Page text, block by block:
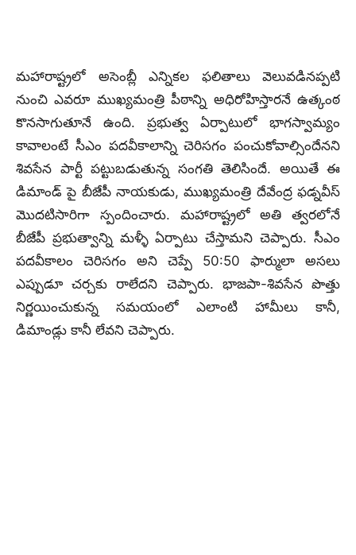
మహారాష్ట్రలో అసెంబ్లీ ఎన్నికల ఫలితాలు వెలువడినప్పటి
నుంచి ఎవరూ ముఖ్యమంత్రి పీఠాన్ని అధిరోహిస్తారనే ఉత్కంఠ
కొనసాగుతూనే ఉంది. ప్రభుత్వ ఏర్పాటులో భాగస్వామ్యం
కావాలంటే సీఎం పదవీకాలాన్ని చెరిసగం పంచుకోవాల్సిందేనని
శివసేన పార్టీ పట్టుబడుతున్న సంగతి తెలిసిందే. అయితే ఈ
డిమాండ్ పై బీజేపీ నాయకుడు, ముఖ్యమంత్రి దేవేంద్ర ఫడ్నవీస్
మొదటిసారిగా స్పందించారు. మహారాష్ట్రలో అతి త్వరలోనే
బీజేపీ ప్రభుత్వాన్ని మళ్ళీ ఏర్పాటు చేస్తామని చెప్పారు. సీఎం
పదవీకాలం చెరిసగం అని చెప్పే 50:50 ఫార్ములా అసలు
ఎప్పుడూ చర్చకు రాలేదని చెప్పారు. భాజపా-శివసేన పొత్తు
నిర్ణయించుకున్న సమయంలో ఎలాంటి హామీలు కానీ,
డిమాండ్లు కానీ లేవని చెప్పారు.